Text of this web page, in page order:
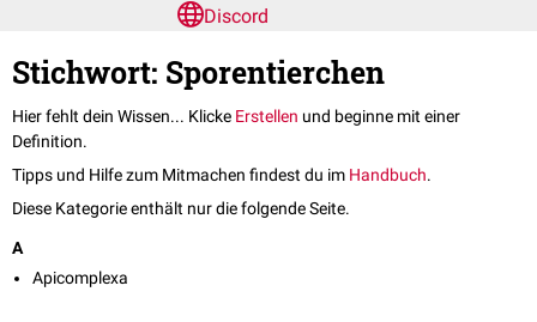
Discord
Stichwort: Sporentierchen
Hier fehlt dein Wissen... Klicke Erstellen und beginne mit einer
Definition.
Tipps und Hilfe zum Mitmachen findest du im Handbuch.
Diese Kategorie enthält nur die folgende Seite.
A
Apicomplexa